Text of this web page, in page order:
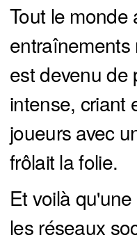
Tout le monde
entraînements
est devenu de
intense, criant
joueurs avec
frôlait la folie.
Et voilà
les réseaux